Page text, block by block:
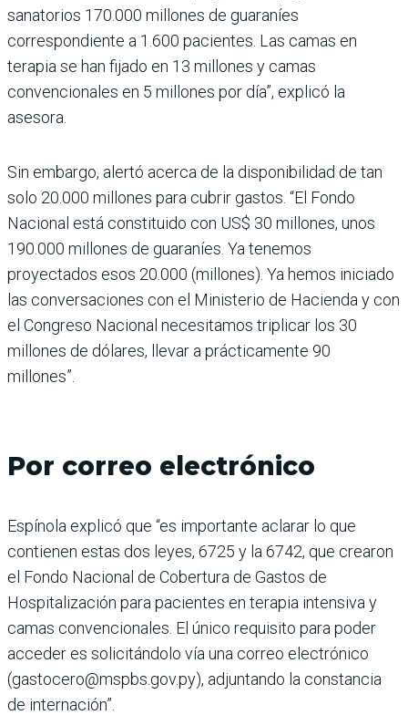
sanatorios 170.000 millones de guaraníes
correspondiente a 1.600 pacientes. Las camas en
terapia se han fijado en 13 millones y camas
convencionales en 5 millones por día”, explicó la
asesora.
Sin embargo, alertó acerca de la disponibilidad de tan
solo 20.000 millones para cubrir gastos. “El Fondo
Nacional está constituido con US$ 30 millones, unos
190.000 millones de guaraníes. Ya tenemos
proyectados esos 20.000 (millones). Ya hemos iniciado
las conversaciones con el Ministerio de Hacienda y con
el Congreso Nacional necesitamos triplicar los 30
millones de dólares, llevar a prácticamente 90
millones”.
Por correo electrónico
Espínola explicó que “es importante aclarar lo que
contienen estas dos leyes, 6725 y la 6742, que crearon
el Fondo Nacional de Cobertura de Gastos de
Hospitalización para pacientes en terapia intensiva y
camas convencionales. El único requisito para poder
acceder es solicitándolo vía una correo electrónico
(gastocero@mspbs.gov.py), adjuntando la constancia
de internación”.